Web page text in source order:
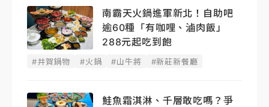
南霸天火鍋進軍新北！自助吧
逾60種「有咖哩、滷肉飯」
288元起吃到飽
#井賀鍋物 #火鍋 #山牛將 #新莊新餐廳
鮭魚霜淇淋、千層敢吃嗎？爭